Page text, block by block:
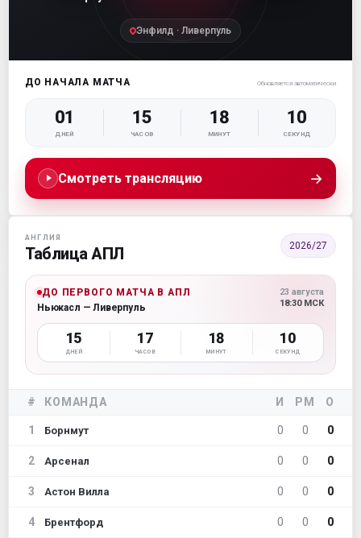
Энфилд · Ливерпуль
ДО НАЧАЛА МАТЧА Обновляется автоматически
01
ДНЕЙ
15
ЧАСОВ
18
МИНУТ
09
СЕКУНД
Смотреть трансляцию →
АНГЛИЯ
Таблица АПЛ 2026/27
ДО ПЕРВОГО МАТЧА В АПЛ
Ньюкасл — Ливерпуль
23 августа
18:30 МСК
15
ДНЕЙ
17
ЧАСОВ
18
МИНУТ
09
СЕКУНД
# КОМАНДА И РМ О
1 Борнмут 0 0 0
2 Арсенал 0 0 0
3 Астон Вилла 0 0 0
4 Брентфорд 0 0 0